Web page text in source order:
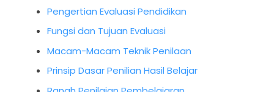
Pengertian Evaluasi Pendidikan
Fungsi dan Tujuan Evaluasi
Macam-Macam Teknik Penilaan
Prinsip Dasar Penilian Hasil Belajar